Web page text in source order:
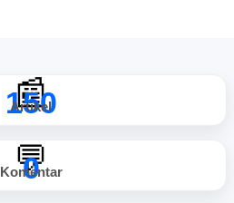
📰
150
Artikel
💬
0
Komentar